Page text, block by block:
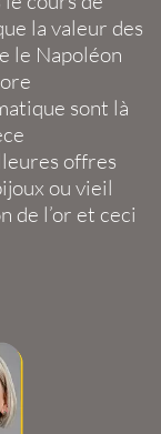
la valeur des
le Napoléon
sont là
offres
ou vieil
de l’or et ceci